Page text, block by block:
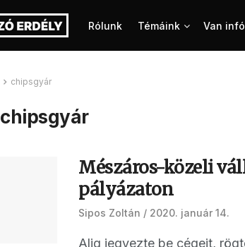
Rólunk Témáink Van
chipsgyár
chipsgyár
Mészáros-közeli
pályázaton
Sipos Zoltán 2020. január 14.
Alig jegyezte be cégeit,